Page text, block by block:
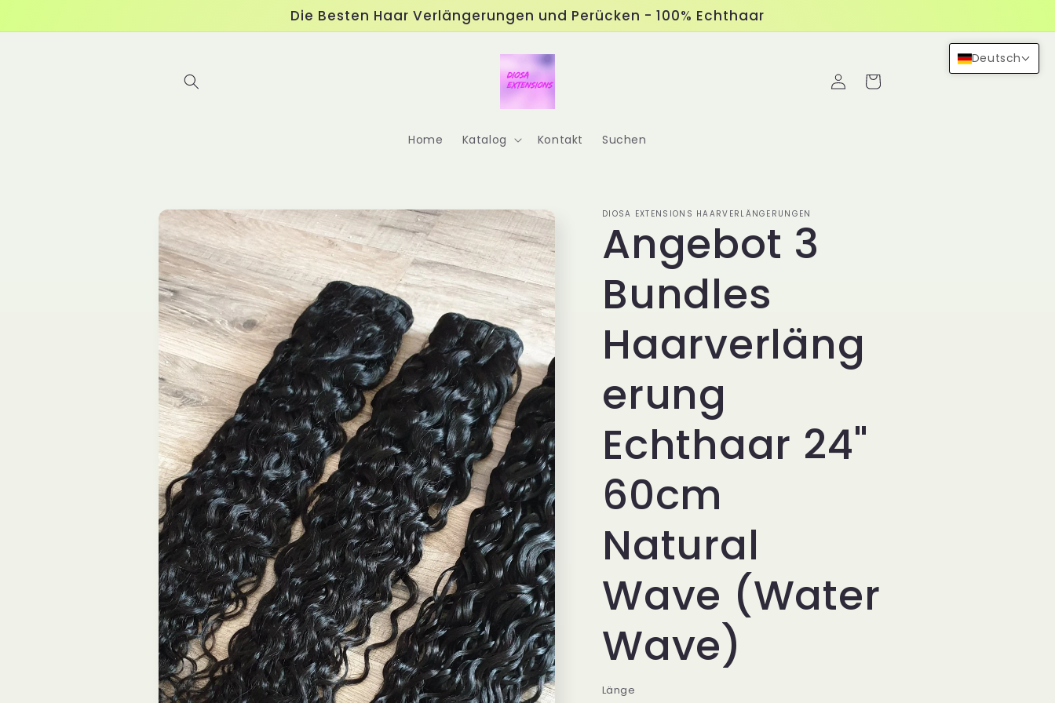
Inhalt
Die Besten Haar Verlängerungen und Perücken - 100% Echthaar
Home Katalog Kontakt Suchen
EinloggenWarenkorb
Zu
Produktinformationen
springen
DIOSA EXTENSIONS HAARVERLÄNGERUNGEN
Angebot 3
Bundles
Haarverläng
erung
Echthaar 24"
60cm
Natural
Wave (Water
Wave)
Länge
Deutsch